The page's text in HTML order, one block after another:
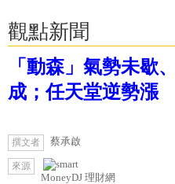
觀點新聞
「動森」氣勢未歇
成；任天堂逆勢漲
撰文者 蔡承啟
來源
MoneyDJ 理財網